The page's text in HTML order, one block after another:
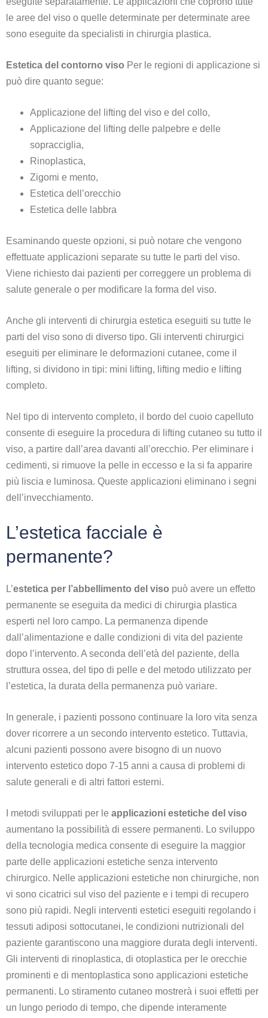
le aree del viso o quelle determinate per determinate aree
sono eseguite da specialisti in chirurgia plastica.
Estetica del contorno viso Per le regioni di applicazione si
può dire quanto segue:
Applicazione del lifting del viso e del collo,
Applicazione del lifting delle palpebre e delle
sopracciglia,
Rinoplastica,
Zigomi e mento,
Estetica dell’orecchio
Estetica delle labbra
Esaminando queste opzioni, si può notare che vengono
effettuate applicazioni separate su tutte le parti del viso.
Viene richiesto dai pazienti per correggere un problema di
salute generale o per modificare la forma del viso.
Anche gli interventi di chirurgia estetica eseguiti su tutte le
parti del viso sono di diverso tipo. Gli interventi chirurgici
eseguiti per eliminare le deformazioni cutanee, come il
lifting, si dividono in tipi: mini lifting, lifting medio e lifting
completo.
Nel tipo di intervento completo, il bordo del cuoio capelluto
consente di eseguire la procedura di lifting cutaneo su tutto il
viso, a partire dall’area davanti all’orecchio. Per eliminare i
cedimenti, si rimuove la pelle in eccesso e la si fa apparire
più liscia e luminosa. Queste applicazioni eliminano i segni
dell’invecchiamento.
L’estetica facciale è
permanente?
L’estetica per l’abbellimento del viso può avere un effetto
permanente se eseguita da medici di chirurgia plastica
esperti nel loro campo. La permanenza dipende
dall’alimentazione e dalle condizioni di vita del paziente
dopo l’intervento. A seconda dell’età del paziente, della
struttura ossea, del tipo di pelle e del metodo utilizzato per
l’estetica, la durata della permanenza può variare.
In generale, i pazienti possono continuare la loro vita senza
dover ricorrere a un secondo intervento estetico. Tuttavia,
alcuni pazienti possono avere bisogno di un nuovo
intervento estetico dopo 7-15 anni a causa di problemi di
salute generali e di altri fattori esterni.
I metodi sviluppati per le applicazioni estetiche del viso
aumentano la possibilità di essere permanenti. Lo sviluppo
della tecnologia medica consente di eseguire la maggior
parte delle applicazioni estetiche senza intervento
chirurgico. Nelle applicazioni estetiche non chirurgiche, non
vi sono cicatrici sul viso del paziente e i tempi di recupero
sono più rapidi. Negli interventi estetici eseguiti regolando i
tessuti adiposi sottocutanei, le condizioni nutrizionali del
paziente garantiscono una maggiore durata degli interventi.
Gli interventi di rinoplastica, di otoplastica per le orecchie
prominenti e di mentoplastica sono applicazioni estetiche
permanenti. Lo stiramento cutaneo mostrerà i suoi effetti per
un lungo periodo di tempo, che dipende interamente